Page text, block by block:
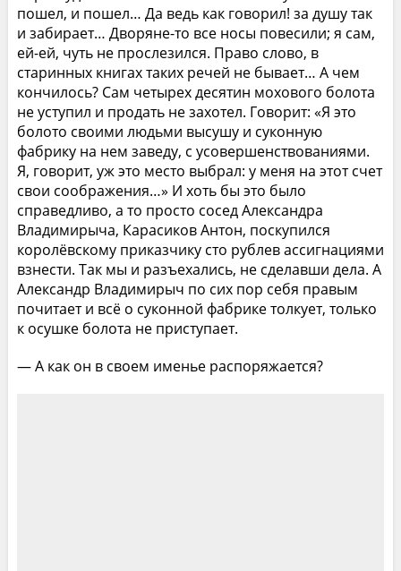
пошел, и пошел… Да ведь как говорил! за душу так
и забирает… Дворяне-то все носы повесили; я сам,
ей-ей, чуть не прослезился. Право слово, в
старинных книгах таких речей не бывает… А чем
кончилось? Сам четырех десятин мохового болота
не уступил и продать не захотел. Говорит: «Я это
болото своими людьми высушу и суконную
фабрику на нем заведу, с усовершенствованиями.
Я, говорит, уж это место выбрал: у меня на этот счет
свои соображения…» И хоть бы это было
справедливо, а то просто сосед Александра
Владимирыча, Карасиков Антон, поскупился
королёвскому приказчику сто рублев ассигнациями
взнести. Так мы и разъехались, не сделавши дела. А
Александр Владимирыч по сих пор себя правым
почитает и всё о суконной фабрике толкует, только
к осушке болота не приступает.
— А как он в своем именье распоряжается?